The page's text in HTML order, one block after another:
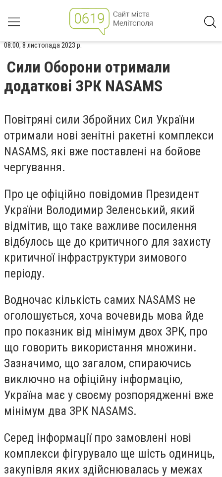
08:00, 8 листопада 2023 р.
Сили Оборони отримали
додаткові ЗРК NASAMS
Повітряні сили Збройних Сил України
отримали нові зенітні ракетні комплекси
NASAMS, які вже поставлені на бойове
чергування.
Про це офіційно повідомив Президент
України Володимир Зеленський, який
відмітив, що таке важливе посилення
відбулось ще до критичного для захисту
критичної інфраструктури зимового
періоду.
Водночас кількість самих NASAMS не
оголошується, хоча вочевидь мова йде
про показник від мінімум двох ЗРК, про
що говорить використання множини.
Зазначимо, що загалом, спираючись
виключно на офіційну інформацію,
Україна має у своєму розпорядженні вже
мінімум два ЗРК NASAMS.
Серед інформації про замовлені нові
комплекси фігурувало ще шість одиниць,
закупівля яких здійснювалась у межах